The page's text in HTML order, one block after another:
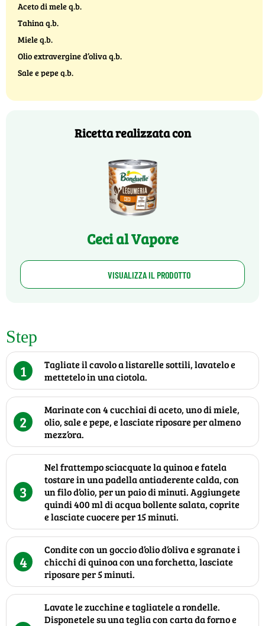
Aceto di mele q.b.
Tahina q.b.
Miele q.b.
Olio extravergine d’oliva q.b.
Sale e pepe q.b.
Ricetta realizzata con
Ceci al Vapore
VISUALIZZA IL PRODOTTO
Step
1
Tagliate il cavolo a listarelle sottili, lavatelo e
mettetelo in una ciotola.
2
Marinate con 4 cucchiai di aceto, uno di miele,
olio, sale e pepe, e lasciate riposare per almeno
mezz’ora.
3
Nel frattempo sciacquate la quinoa e fatela
tostare in una padella antiaderente calda, con
un filo d’olio, per un paio di minuti. Aggiungete
quindi 400 ml di acqua bollente salata, coprite
e lasciate cuocere per 15 minuti.
4
Condite con un goccio d’olio d’oliva e sgranate i
chicchi di quinoa con una forchetta, lasciate
riposare per 5 minuti.
Lavate le zucchine e tagliatele a rondelle.
Disponetele su una teglia con carta da forno e